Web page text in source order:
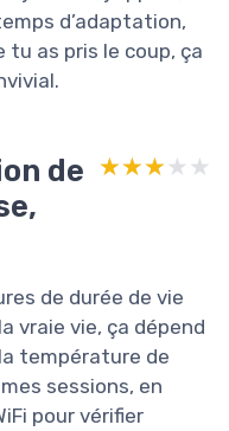
d’adaptation,
as pris le coup, ça
de ★★★★★
★★★★★
de durée de vie
vraie vie, ça dépend
température de
mes sessions, en
pour vérifier